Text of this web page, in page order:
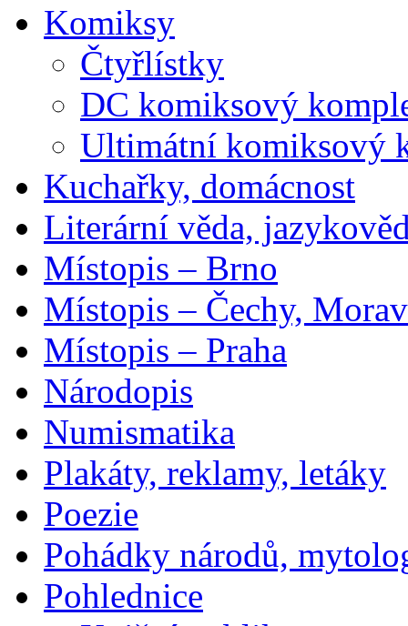
Komiksy
Čtyřlístky
DC komiksový
Ultimátní komiksový
Kuchařky, domácnost
Literární věda,
Místopis – Brno
Místopis – Čechy,
Místopis – Praha
Národopis
Numismatika
Plakáty, reklamy, letáky
Poezie
Pohádky národů,
Pohlednice